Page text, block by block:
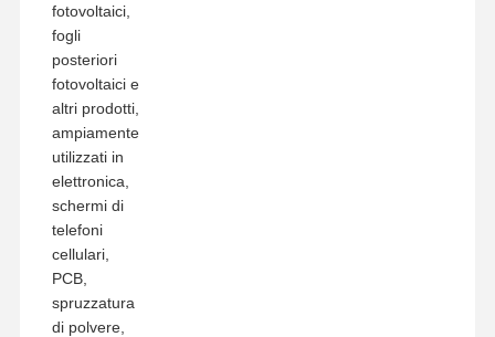
fotovoltaici,
fogli
posteriori
fotovoltaici e
altri prodotti,
ampiamente
utilizzati in
elettronica,
schermi di
telefoni
cellulari,
PCB,
spruzzatura
di polvere,